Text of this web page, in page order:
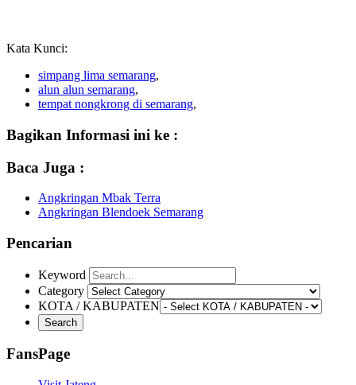
Kata Kunci:
simpang lima semarang,
alun alun semarang,
tempat nongkrong di semarang,
Bagikan Informasi ini ke :
Baca Juga :
Angkringan Mbak Terra
Angkringan Blendoek Semarang
Pencarian
Keyword
Category
KOTA / KABUPATEN
FansPage